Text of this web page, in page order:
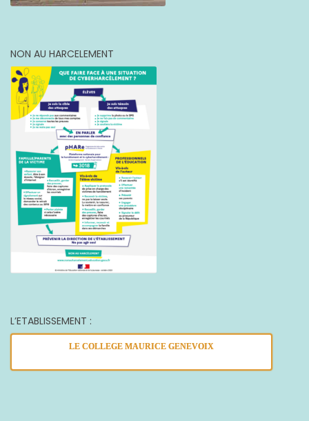
NON AU HARCELEMENT
L’ETABLISSEMENT :
LE COLLEGE MAURICE GENEVOIX